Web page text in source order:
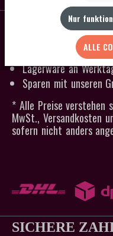
SCHNELLER
Kein
Versandkostenfrei
Lagerware an
Sparen mit unseren
* Alle Preise verstehen
MwSt., Versandkosten
sofern nicht anders
SICHERE
Nur
ALLE